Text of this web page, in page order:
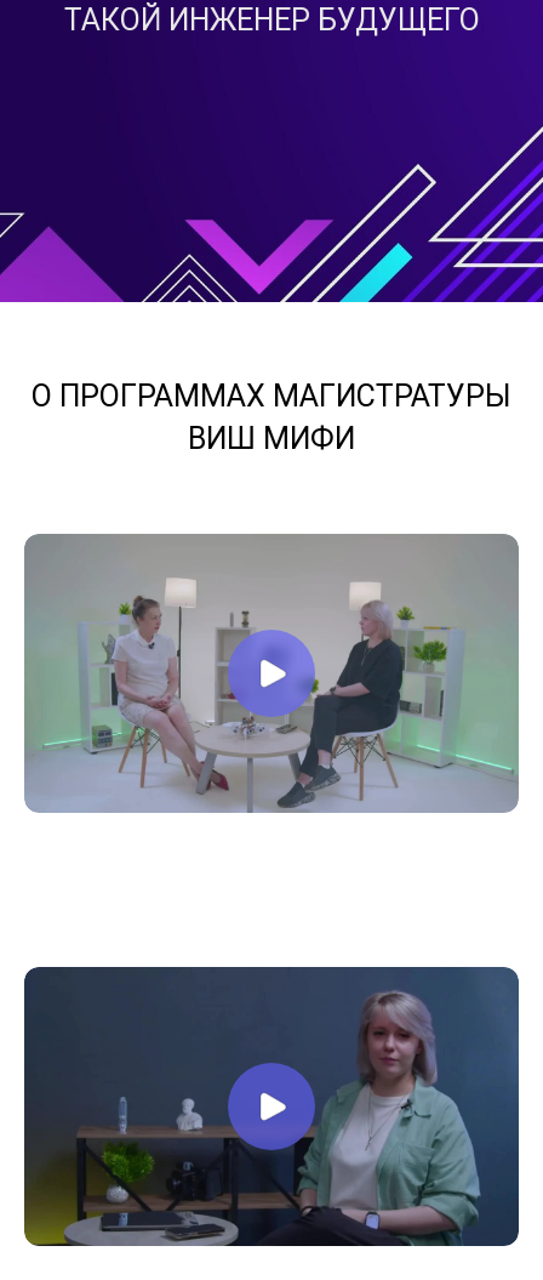
ТАКОЙ ИНЖЕНЕР БУДУЩЕГО
О ПРОГРАММАХ МАГИСТРАТУРЫ
ВИШ МИФИ